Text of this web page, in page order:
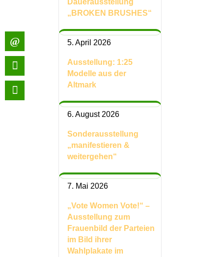
Dauerausstellung
„BROKEN BRUSHES“
5. April 2026
Ausstellung: 1:25
Modelle aus der
Altmark
6. August 2026
Sonderausstellung
„manifestieren &
weitergehen“
7. Mai 2026
„Vote Women Vote!“ –
Ausstellung zum
Frauenbild der Parteien
im Bild ihrer
Wahlplakate im